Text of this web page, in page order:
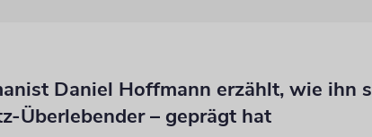
Daniel Hoffmann erzählt, wie ihn
Überlebender – geprägt hat